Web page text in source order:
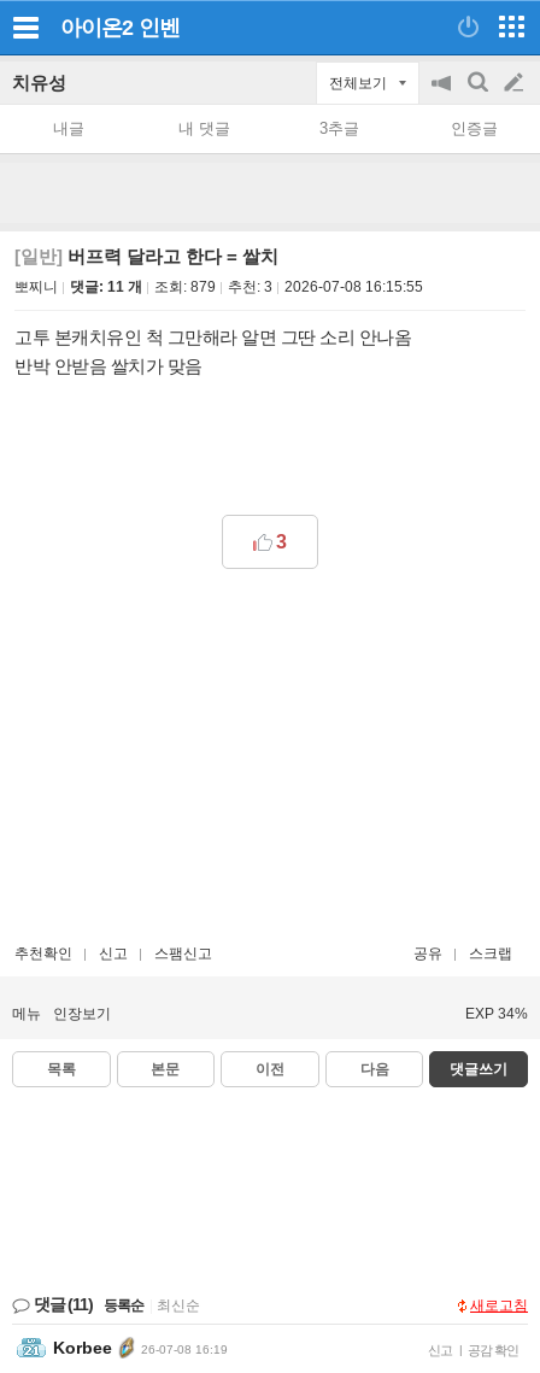
아이온2 인벤
치유성 전체보기
공
on/off
검
색
글
쓰
내글 내 댓글 3추글 인증글
[일반] 버프력 달라고 한다 = 쌀치
뽀찌니 댓글: 11 개 조회: 879 추천: 3 2026-07-08 16:15:55
고투 본캐치유인 척 그만해라 알면 그딴 소리 안나옴
반박 안받음 쌀치가 맞음
3
추천확인 신고 스팸신고 공유 스크랩
메뉴 인장보기 EXP 34%
목록 본문 이전 다음 댓글쓰기
댓글(11) 등록순 최신순 새로고침
Korbee 26-07-08 16:19 신고 | 공감 확인